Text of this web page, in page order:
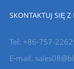
SKONTAKTUJ SIĘ
Tel: +86-757-
E-mail: